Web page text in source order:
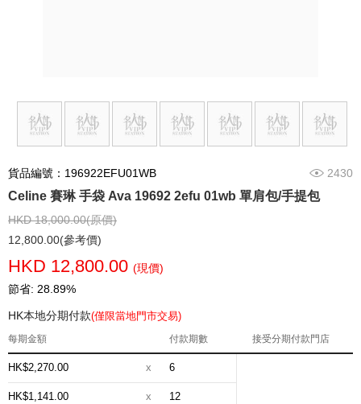
貨品編號：196922EFU01WB 2430
Celine 賽琳 手袋 Ava 19692 2efu 01wb 單肩包/手提包
HKD 18,000.00(原價)
12,800.00(參考價)
HKD 12,800.00 (現價)
節省: 28.89%
HK本地分期付款(僅限當地門市交易)
每期金額 付款期數 接受分期付款門店
HK$2,270.00 x 6
HK$1,141.00 x 12